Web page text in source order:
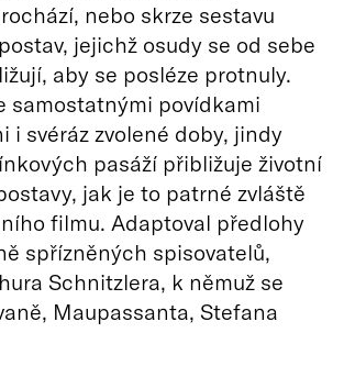
nebo skrze sestavu
jejichž osudy se od sebe
aby se posléze protnuly.
samostatnými povídkami
i svéráz zvolené doby, jindy
pasáží přibližuje životní
jak je to patrné zvláště
filmu. Adaptoval předlohy
spřízněných spisovatelů,
Schnitzlera, k němuž se
Maupassanta, Stefana